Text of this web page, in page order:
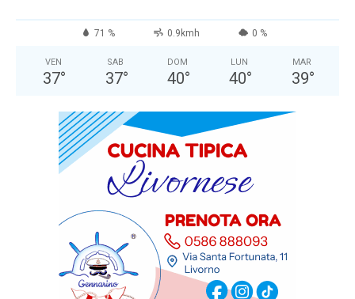
71 % 0.9kmh 0 %
VEN
37°
SAB
37°
DOM
40°
LUN
40°
MAR
39°